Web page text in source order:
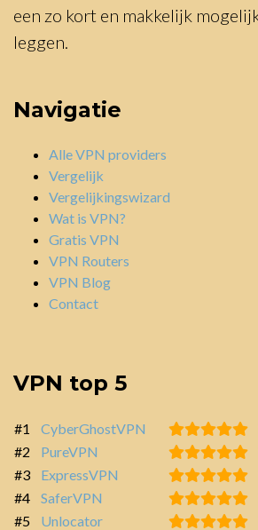
een zo kort en makkelijk
leggen.
Navigatie
Alle VPN providers
Vergelijk
Vergelijkingswizard
Wat is VPN?
Gratis VPN
VPN Routers
VPN Blog
Contact
VPN top 5
#1 CyberGhostVPN
#2
PureVPN
#3
ExpressVPN
#4
SaferVPN
#5
Unlocator